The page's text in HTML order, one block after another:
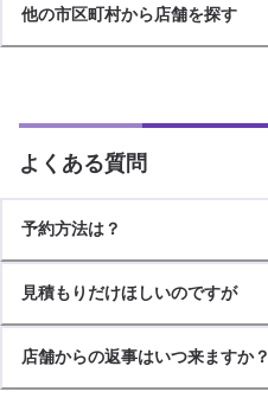
他の市区町村から店舗を探す
よくある質問
予約方法は？
見積もりだけほしいのですが
店舗からの返事はいつ来ますか？